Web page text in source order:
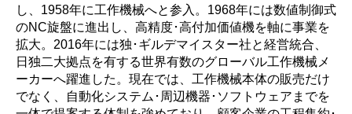
し、1958年に工作機械へと参入。1968年には数値制御式
のNC旋盤に進出し、高精度･高付加価値機を軸に事業を
拡大。2016年には独･ギルデマイスター社と経営統合、
日独二大拠点を有する世界有数のグローバル工作機械メ
ーカーへ躍進した。現在では、工作機械本体の販売だけ
でなく、自動化システム･周辺機器･ソフトウェアまでを